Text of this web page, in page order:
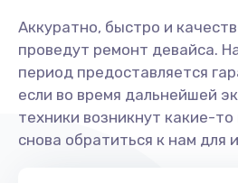
Заказать
Замена
600 руб.
Аккуратно, быстро и
проведут ремонт девайса.
период предоставляется
если во время дальнейшей
техники возникнут какие-
снова обратиться к нам для